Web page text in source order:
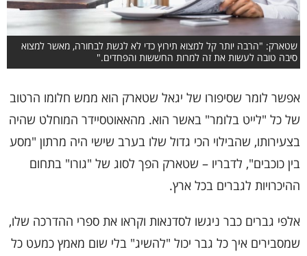
שטארק: "הרבה יותר קל למצוא תירוץ כדי לא לגשת לבחורה, מאשר למצוא
סיבה טובה לעשות את זה למרות החששות והפחדים."
אפשר לומר שסיפורו של יגאל שטארק הוא ממש חלומו הרטוב
של כל "לייט בלומר" באשר הוא. מהאאוטסיידר המוחלט שהיה
בצעירותו, שהבילוי הכי גדול שלו בערב שישי היה מרתון "מסע
בין כוכבים", לדבריו – שטארק הפך לסוג של "גורו" בתחום
ההיכרויות לגברים בכל ארץ.
אלפי גברים כבר ניגשו לסדנאות וקראו את ספרי ההדרכה שלו,
שמסבירים איך כל גבר יכול "להשיג" בלי שום מאמץ כמעט כל